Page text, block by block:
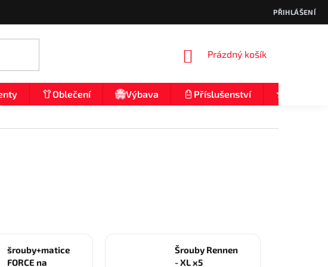
PŘIHLÁŠENÍ
NÁKUPNÍ
Prázdný košík
Oblečení Výbava Příslušenství
šrouby+matice
FORCE na
Šrouby Rennen
- XL x5